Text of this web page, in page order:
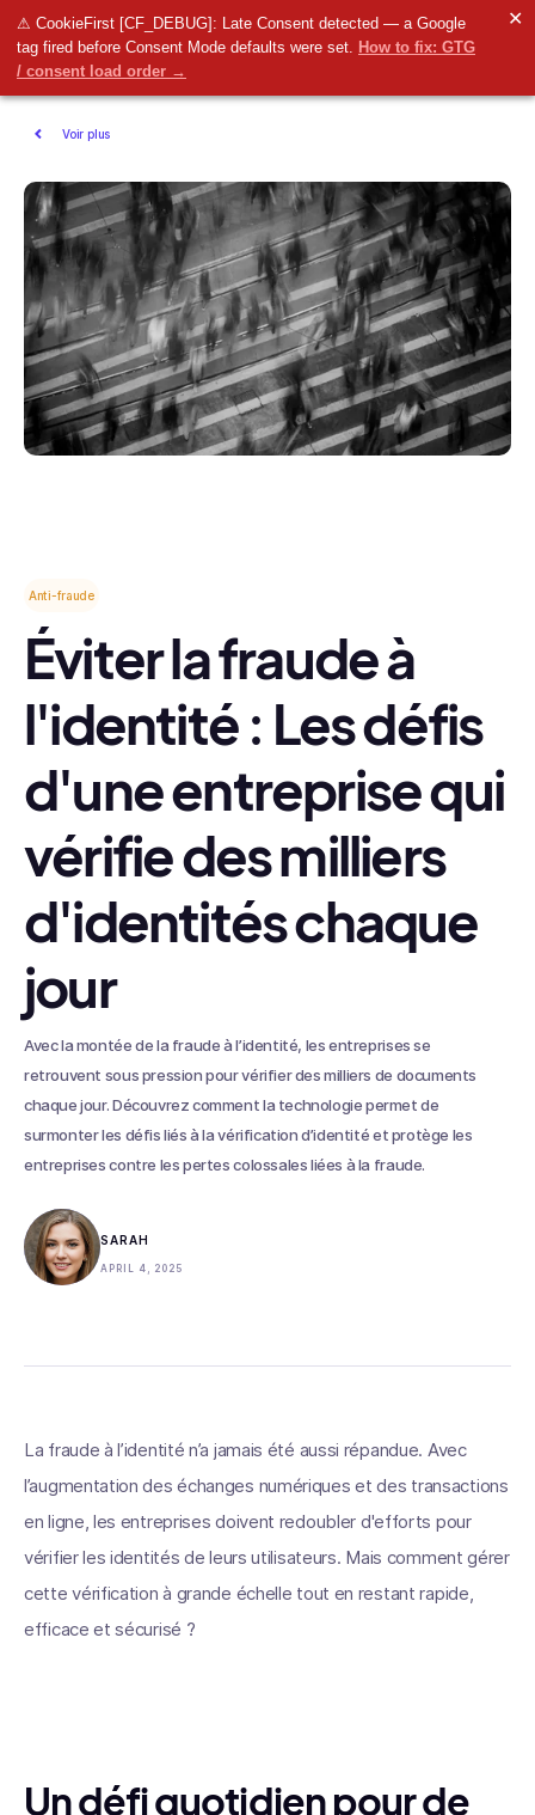
⚠ CookieFirst [CF_DEBUG]: Late Consent detected — a Google
tag fired before Consent Mode defaults were set. How to fix: GTG
/ consent load order →
✕
Voir plus
Anti-fraude
Éviter la fraude à
l'identité : Les défis
d'une entreprise qui
vérifie des milliers
d'identités chaque
jour
Avec la montée de la fraude à l’identité, les entreprises se
retrouvent sous pression pour vérifier des milliers de documents
chaque jour. Découvrez comment la technologie permet de
surmonter les défis liés à la vérification d’identité et protège les
entreprises contre les pertes colossales liées à la fraude.
SARAH
APRIL 4, 2025
La fraude à l’identité n’a jamais été aussi répandue. Avec
l’augmentation des échanges numériques et des transactions
en ligne, les entreprises doivent redoubler d'efforts pour
vérifier les identités de leurs utilisateurs. Mais comment gérer
cette vérification à grande échelle tout en restant rapide,
efficace et sécurisé ?
Un défi quotidien pour de